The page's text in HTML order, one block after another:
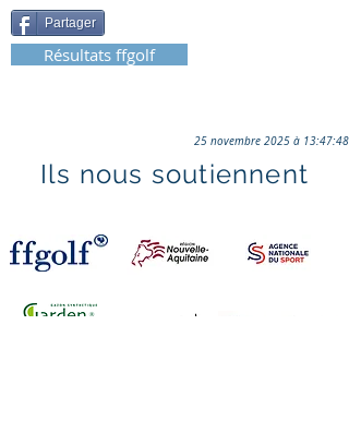
Partager
Résultats ffgolf
25 novembre 2025 à 13:47:48
Ils nous soutiennent